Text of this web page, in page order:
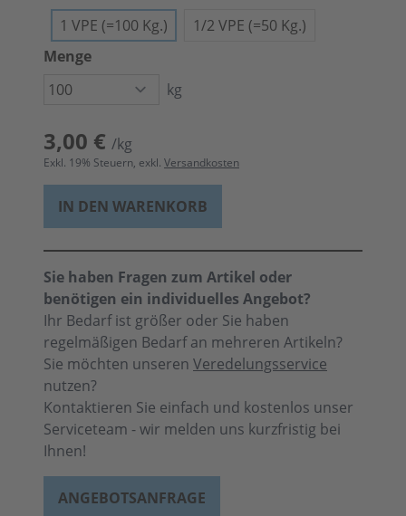
1 VPE (=100 Kg.)
1/2 VPE (=50 Kg.)
Menge
kg
3,00 € /kg
Exkl. 19% Steuern, exkl. Versandkosten
IN DEN WARENKORB
Sie haben Fragen zum Artikel oder
benötigen ein individuelles Angebot?
Ihr Bedarf ist größer oder Sie haben
regelmäßigen Bedarf an mehreren Artikeln?
Sie möchten unseren Veredelungsservice
nutzen?
Kontaktieren Sie einfach und kostenlos unser
Serviceteam - wir melden uns kurzfristig bei
Ihnen!
ANGEBOTSANFRAGE